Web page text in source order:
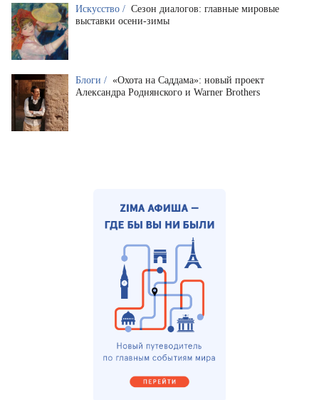
Искусство / Сезон диалогов: главные мировые
выставки осени-зимы
Блоги / «Охота на Саддама»: новый проект
Александра Роднянского и Warner Brothers